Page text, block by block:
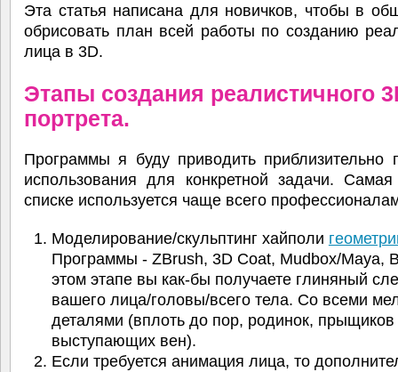
Эта статья написана для новичков, чтобы в
обрисовать план всей работы по созданию
лица в 3D.
Этапы создания реалистичного
портрета.
Программы я буду приводить приблизительно
использования для конкретной задачи.
списке используется чаще всего
Моделирование/скульптинг хайполи
Программы - ZBrush, 3D Coat, Mudbox/Maya,
этом этапе вы как-бы получаете глиняный
вашего лица/головы/всего тела. Со всеми
деталями (вплоть до пор, родинок, прыщиков
выступающих вен).
Если требуется анимация лица, то